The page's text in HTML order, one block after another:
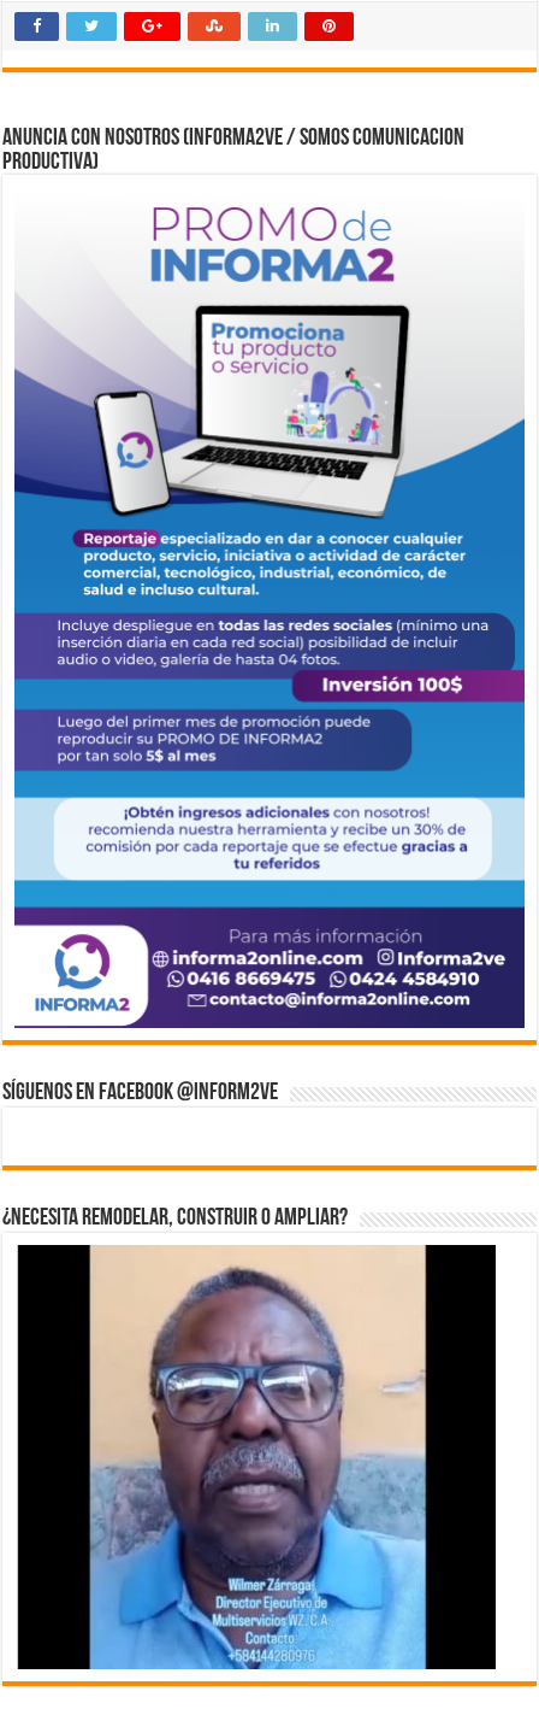
ANUNCIA CON NOSOTROS (Informa2ve / Somos Comunicacion
Productiva)
Síguenos en Facebook @inform2Ve
¿Necesita Remodelar, Construir o ampliar?